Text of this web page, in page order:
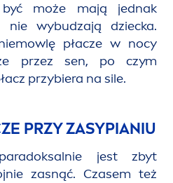
może mają jednak
nie wybudzają dziecka.
płacze w nocy
przez sen, po czym
przybiera na sile.
PRZY ZASYPIANIU
jest zbyt
zasnąć. Czasem też